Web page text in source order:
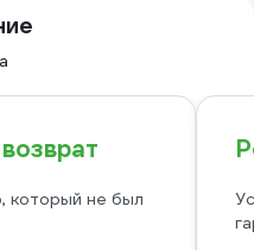
который не был